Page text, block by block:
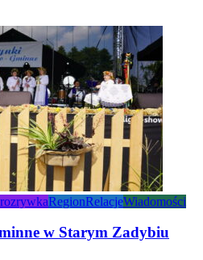
RegionRelacjeWiadomości
w Starym Zadybiu